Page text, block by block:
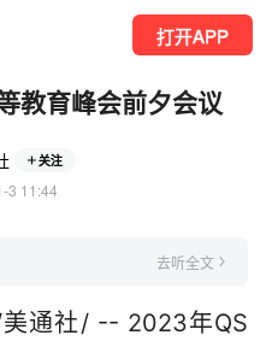
打开APP
教育峰会前夕会议
关注
3 11:44
去听全文
通社/ -- 2023年QS